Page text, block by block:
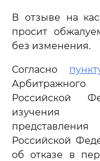
В отзыве на
просит
без изменения.
Согласно
Арбитражного
Российской
изучения
Российской
об отказе в